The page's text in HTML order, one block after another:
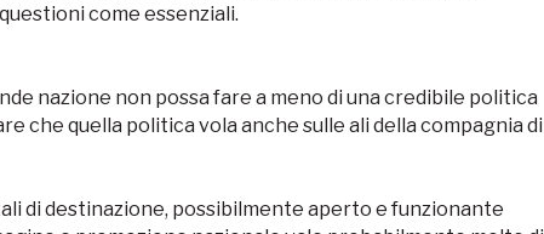
come essenziali.
nazione non possa fare a meno di una credibile politica
che quella politica vola anche sulle ali della compagnia di
di destinazione, possibilmente aperto e funzionante